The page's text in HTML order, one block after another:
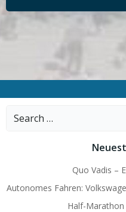
Search
Quo Vadis –
Autonomes Fahren:
Half-